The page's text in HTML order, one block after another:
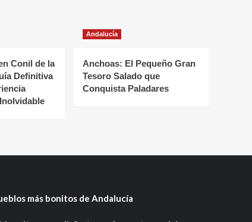
Conil de la
Definitiva
Andalucía
Anchoas: El Pequeño Gran
Tesoro Salado que
Conquista Paladares
más bonitos de Andalucía